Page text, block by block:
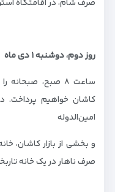
صرف شام، در اقامتگاه
روز دوم، دوشنبه۱دی ماه
ساعت ۸ صبح،
کاشان خواهیم پرداخت.
امین‌الدوله
و بخشی از بازار کاشان،
صرف ناهار در یک خانه